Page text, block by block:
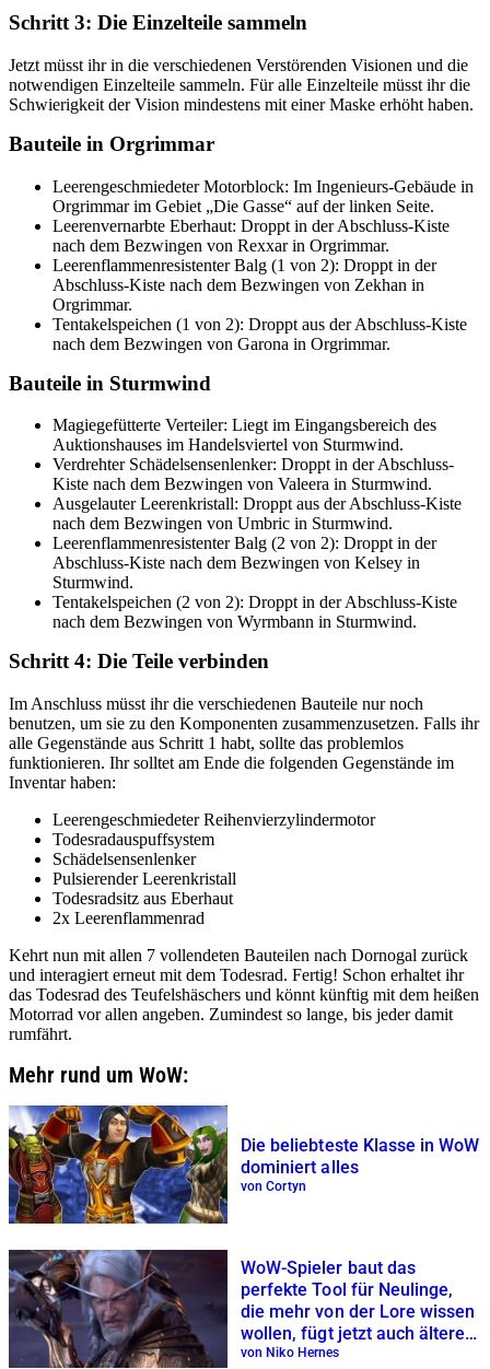
Schritt 3: Die Einzelteile sammeln
Jetzt müsst ihr in die verschiedenen Verstörenden Visionen und die
notwendigen Einzelteile sammeln. Für alle Einzelteile müsst ihr die
Schwierigkeit der Vision mindestens mit einer Maske erhöht haben.
Bauteile in Orgrimmar
Leerengeschmiedeter Motorblock: Im Ingenieurs-Gebäude in
Orgrimmar im Gebiet „Die Gasse“ auf der linken Seite.
Leerenvernarbte Eberhaut: Droppt in der Abschluss-Kiste
nach dem Bezwingen von Rexxar in Orgrimmar.
Leerenflammenresistenter Balg (1 von 2): Droppt in der
Abschluss-Kiste nach dem Bezwingen von Zekhan in
Orgrimmar.
Tentakelspeichen (1 von 2): Droppt aus der Abschluss-Kiste
nach dem Bezwingen von Garona in Orgrimmar.
Bauteile in Sturmwind
Magiegefütterte Verteiler: Liegt im Eingangsbereich des
Auktionshauses im Handelsviertel von Sturmwind.
Verdrehter Schädelsensenlenker: Droppt in der Abschluss-
Kiste nach dem Bezwingen von Valeera in Sturmwind.
Ausgelauter Leerenkristall: Droppt aus der Abschluss-Kiste
nach dem Bezwingen von Umbric in Sturmwind.
Leerenflammenresistenter Balg (2 von 2): Droppt in der
Abschluss-Kiste nach dem Bezwingen von Kelsey in
Sturmwind.
Tentakelspeichen (2 von 2): Droppt in der Abschluss-Kiste
nach dem Bezwingen von Wyrmbann in Sturmwind.
Schritt 4: Die Teile verbinden
Im Anschluss müsst ihr die verschiedenen Bauteile nur noch
benutzen, um sie zu den Komponenten zusammenzusetzen. Falls ihr
alle Gegenstände aus Schritt 1 habt, sollte das problemlos
funktionieren. Ihr solltet am Ende die folgenden Gegenstände im
Inventar haben:
Leerengeschmiedeter Reihenvierzylindermotor
Todesradauspuffsystem
Schädelsensenlenker
Pulsierender Leerenkristall
Todesradsitz aus Eberhaut
2x Leerenflammenrad
Kehrt nun mit allen 7 vollendeten Bauteilen nach Dornogal zurück
und interagiert erneut mit dem Todesrad. Fertig! Schon erhaltet ihr
das Todesrad des Teufelshäschers und könnt künftig mit dem heißen
Motorrad vor allen angeben. Zumindest so lange, bis jeder damit
rumfährt.
Mehr rund um WoW:
Die beliebteste Klasse in WoW
dominiert alles
von Cortyn
WoW-Spieler baut das
perfekte Tool für Neulinge,
die mehr von der Lore wissen
wollen, fügt jetzt auch ältere
Erweiterungen hinzu
von Niko Hernes